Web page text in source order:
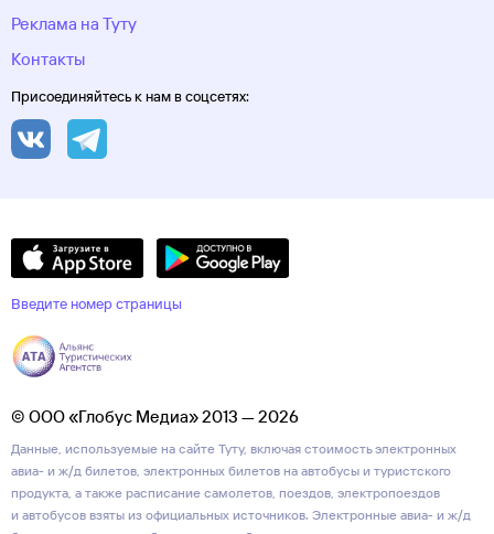
Реклама на Туту
Контакты
Присоединяйтесь к нам в соцсетях:
Введите номер страницы
© ООО «Глобус Медиа» 2013 — 2026
Данные, используемые на сайте Туту, включая стоимость электронных
авиа- и ж/д билетов, электронных билетов на автобусы и туристского
продукта, а также расписание самолетов, поездов, электропоездов
и автобусов взяты из официальных источников. Электронные авиа- и ж/д